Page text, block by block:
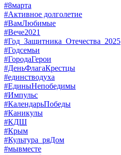
#8марта
#Активное долголетие
#ВамЛюбимые
#Вече2021
#Год_Защитника_Отечества_2025
#Годсемьи
#ГородаГерои
#ДеньФлагаКрестцы
#единстводуха
#ЕдиныНепобедимы
#Импульс
#КалендарьПобеды
#Каникулы
#КДШ
#Крым
#Культура_ряДом
#мывместе